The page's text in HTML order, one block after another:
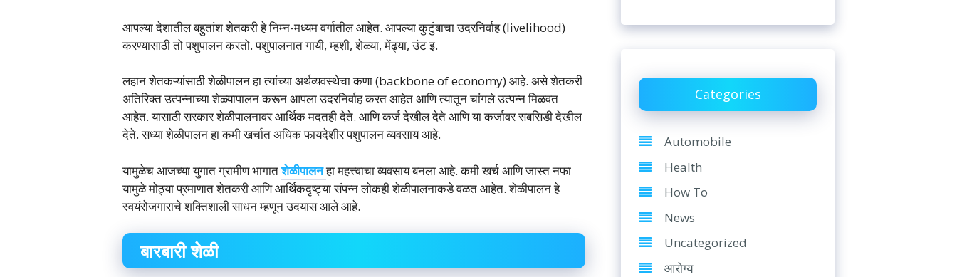
आपल्या देशातील बहुतांश शेतकरी हे निम्न-मध्यम वर्गातील आहेत. आपल्या कुटुंबाचा उदरनिर्वाह (livelihood)
करण्यासाठी तो पशुपालन करतो. पशुपालनात गायी, म्हशी, शेळ्या, मेंढ्या, उंट इ.
लहान शेतकऱ्यांसाठी शेळीपालन हा त्यांच्या अर्थव्यवस्थेचा कणा (backbone of economy) आहे. असे शेतकरी
अतिरिक्त उत्पन्नाच्या शेळ्यापालन करून आपला उदरनिर्वाह करत आहेत आणि त्यातून चांगले उत्पन्न मिळवत
आहेत. यासाठी सरकार शेळीपालनावर आर्थिक मदतही देते. आणि कर्ज देखील देते आणि या कर्जावर सबसिडी देखील
देते. सध्या शेळीपालन हा कमी खर्चात अधिक फायदेशीर पशुपालन व्यवसाय आहे.
यामुळेच आजच्या युगात ग्रामीण भागातशेळीपालनहा महत्त्वाचा व्यवसाय बनला आहे. कमी खर्च आणि जास्त नफा
यामुळे मोठ्या प्रमाणात शेतकरी आणि आर्थिकदृष्ट्या संपन्न लोकही शेळीपालनाकडे वळत आहेत. शेळीपालन हे
स्वयंरोजगाराचे शक्तिशाली साधन म्हणून उदयास आले आहे.
बारबारी शेळी
Categories
Automobile
Health
How To
News
Uncategorized
आरोग्य